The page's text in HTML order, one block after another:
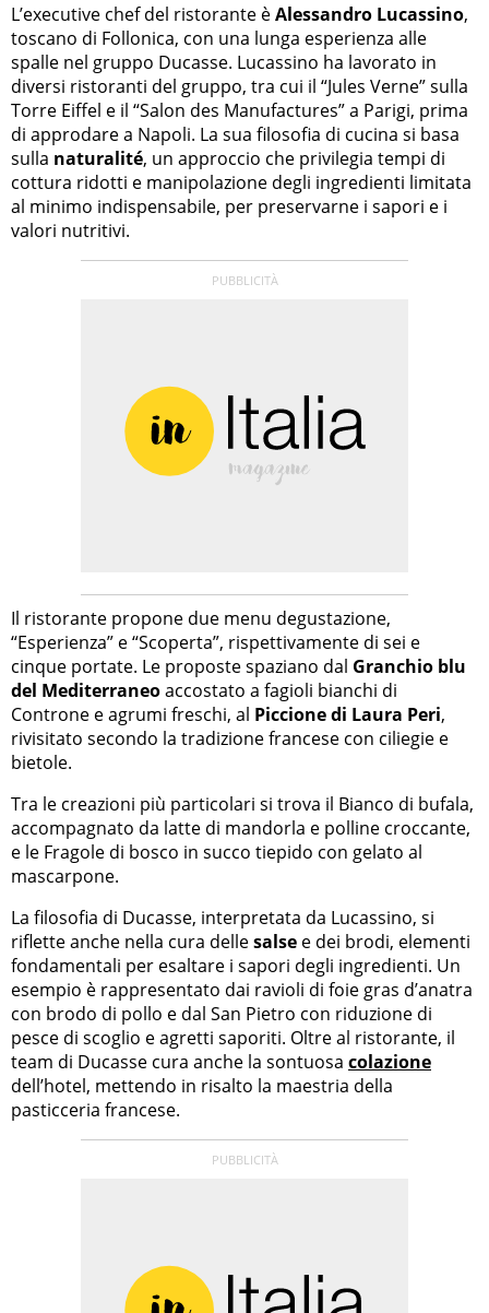
L’executive chef del ristorante èAlessandro Lucassino,
toscano di Follonica, con una lunga esperienza alle
spalle nel gruppo Ducasse. Lucassino ha lavorato in
diversi ristoranti del gruppo, tra cui il “Jules Verne” sulla
Torre Eiffel e il “Salon des Manufactures” a Parigi, prima
di approdare a Napoli. La sua filosofia di cucina si basa
sulla naturalité, un approccio che privilegia tempi di
cottura ridotti e manipolazione degli ingredienti limitata
al minimo indispensabile, per preservarne i sapori e i
valori nutritivi.
Il ristorante propone due menu degustazione,
“Esperienza” e “Scoperta”, rispettivamente di sei e
cinque portate. Le proposte spaziano dal Granchio blu
del Mediterraneoaccostato a fagioli bianchi di
Controne e agrumi freschi, al Piccione di Laura Peri,
rivisitato secondo la tradizione francese con ciliegie e
bietole.
Tra le creazioni più particolari si trova il Bianco di bufala,
accompagnato da latte di mandorla e polline croccante,
e le Fragole di bosco in succo tiepido con gelato al
mascarpone.
La filosofia di Ducasse, interpretata da Lucassino, si
riflette anche nella cura dellesalse e dei brodi, elementi
fondamentali per esaltare i sapori degli ingredienti. Un
esempio è rappresentato dai ravioli di foie gras d’anatra
con brodo di pollo e dal San Pietro con riduzione di
pesce di scoglio e agretti saporiti. Oltre al ristorante, il
team di Ducasse cura anche la sontuosa colazione
dell’hotel, mettendo in risalto la maestria della
pasticceria francese.